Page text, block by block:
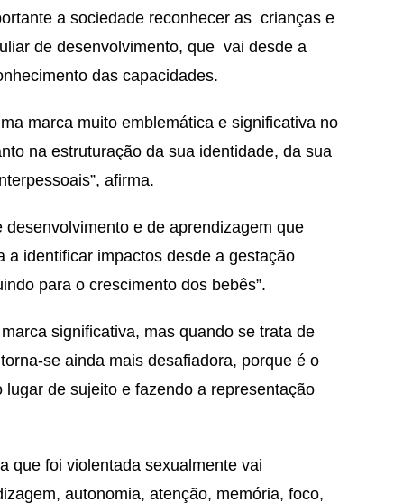
a sociedade reconhecer as crianças e
de desenvolvimento, que vai desde a
das capacidades.
marca muito emblemática e significativa no
na estruturação da sua identidade, da sua
afirma.
e de aprendizagem que
a identificar impactos desde a gestação
para o crescimento dos bebês”.
significativa, mas quando se trata de
se ainda mais desafiadora, porque é o
de sujeito e fazendo a representação
que foi violentada sexualmente vai
autonomia, atenção, memória, foco,